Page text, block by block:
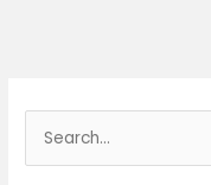
톡
ryboy3500
부